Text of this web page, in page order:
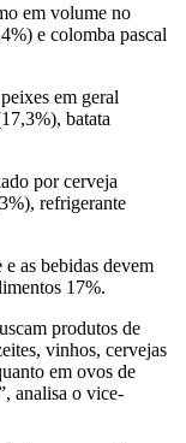
em volume no
e colomba pascal
em geral
batata
por cerveja
refrigerante
as bebidas devem
17%.
produtos de
vinhos, cervejas
em ovos de
analisa o vice-